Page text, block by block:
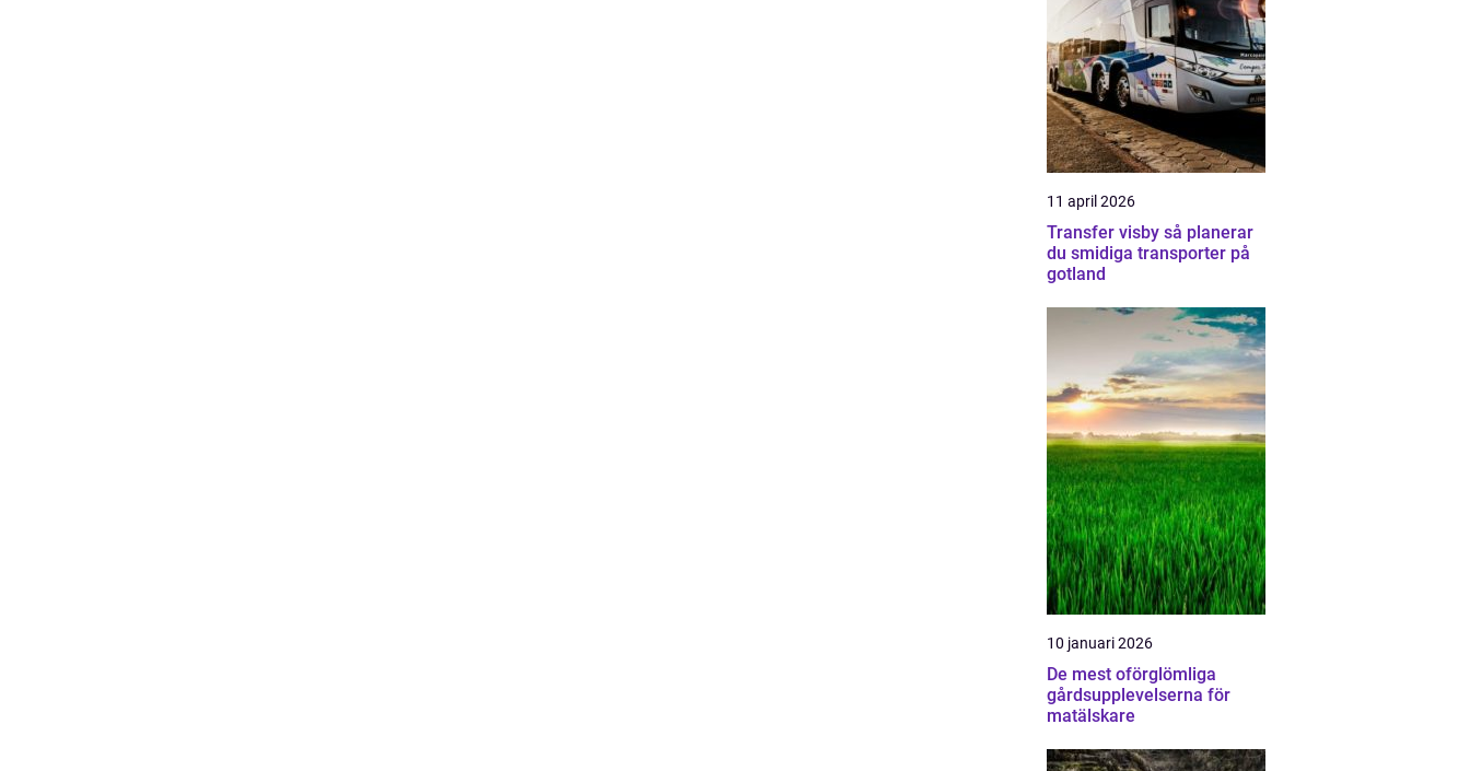
11 april 2026
Transfer visby så planerar
du smidiga transporter på
gotland
10 januari 2026
De mest oförglömliga
gårdsupplevelserna för
matälskare